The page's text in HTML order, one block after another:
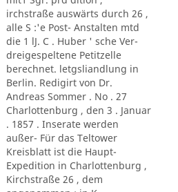
irchstraße auswärts durch 26 ,
alle S :'e Post- Anstalten mtd
die 1 lJ. C . Huber ' sche Ver-
dreigespeltene Petitzelle
berechnet. letgsliandlung in
Berlin. Redigirt von Dr.
Andreas Sommer . No . 27
Charlottenburg , den 3 . Januar
. 1857 . Inserate werden
außer- Für das Teltower
Kreisblatt ist die Haupt-
Expedition in Charlottenburg ,
Kirchstraße 26 , dem